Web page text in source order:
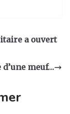
a ouvert
meuf…